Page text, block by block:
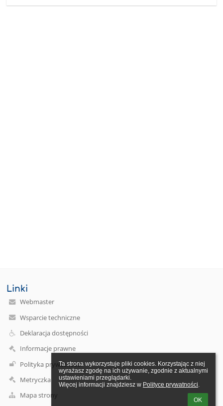
Ta strona wykorzystuje pliki cookies. Korzystając z niej
wyrażasz zgodę na ich używanie, zgodnie z aktualnymi
ustawieniami przeglądarki.
Więcej informacji znajdziesz w Polityce prywatności.
OK
Linki
Webmaster
Wsparcie techniczne
Deklaracja dostępności
Informacje prawne
Polityka prywatności
Metryczka
Mapa strony